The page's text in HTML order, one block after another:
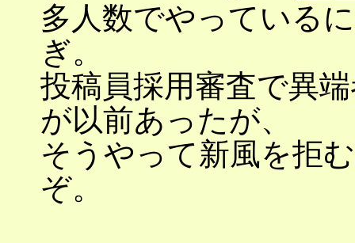
多人数でやっている
ぎ。
投稿員採用審査で異
が以前あったが、
そうやって新風を拒
ぞ。